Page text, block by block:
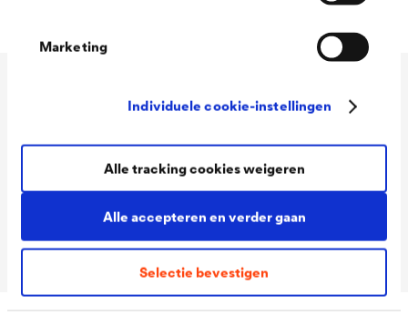
Marketing
Individuele cookie-instellingen
Alle accepteren en verder gaan
Selectie bevestigen
Alle tracking cookies weigeren
Technische gegevens
Consumption
110 - 130 ml/m²
Packaging Sizes
MIX
1,0 L / 2,5 L / 10 L